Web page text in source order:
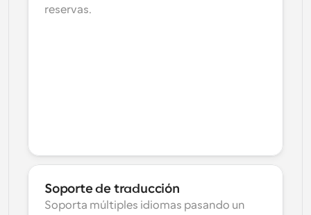
reservas.
Soporte de traducción
Soporta múltiples idiomas pasando un